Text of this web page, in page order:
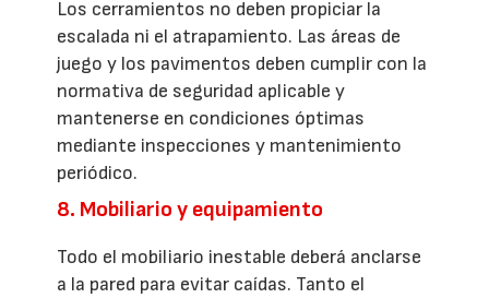
Los cerramientos no deben propiciar la
escalada ni el atrapamiento. Las áreas de
juego y los pavimentos deben cumplir con la
normativa de seguridad aplicable y
mantenerse en condiciones óptimas
mediante inspecciones y mantenimiento
periódico.
8. Mobiliario y equipamiento
Todo el mobiliario inestable deberá anclarse
a la pared para evitar caídas. Tanto el